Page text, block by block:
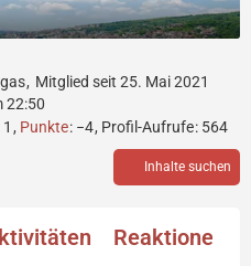
Mitglied seit 25. Mai 2021
22:50
1 Punkte −4 Profil-Aufrufe 564
Inhalte suchen
Reaktionen